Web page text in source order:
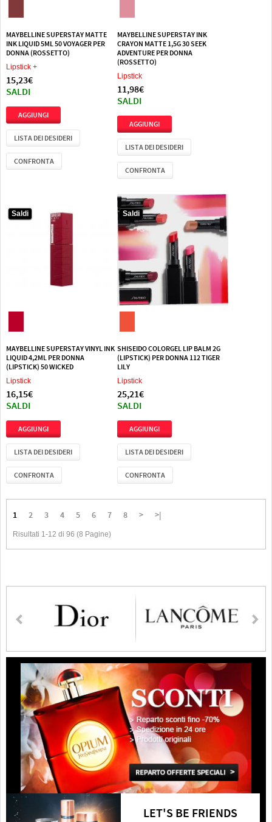
MAYBELLINE SUPERSTAY MATTE
INK LIQUID 5ML 50 VOYAGER PER
DONNA (ROSSETTO)
Lipstick +
15,23€
SALDI
LISTA DEI DESIDERI
CONFRONTA
MAYBELLINE SUPERSTAY INK
CRAYON MATTE 1,5G 30 SEEK
ADVENTURE PER DONNA
(ROSSETTO)
Lipstick
11,98€
SALDI
LISTA DEI DESIDERI
CONFRONTA
Saldi
Saldi
MAYBELLINE SUPERSTAY VINYL INK
LIQUID 4,2ML PER DONNA
(LIPSTICK) 50 WICKED
Lipstick
16,15€
SALDI
LISTA DEI DESIDERI
CONFRONTA
Saldi
Saldi
SHISEIDO COLORGEL LIP BALM 2G
(LIPSTICK) PER DONNA 112 TIGER
LILY
Lipstick
25,21€
SALDI
LISTA DEI DESIDERI
CONFRONTA
1 2 3 4 5 6 7 8 > >|
Risultati 1-12 di 96 (8 Pagine)
LET'S BE FRIENDS